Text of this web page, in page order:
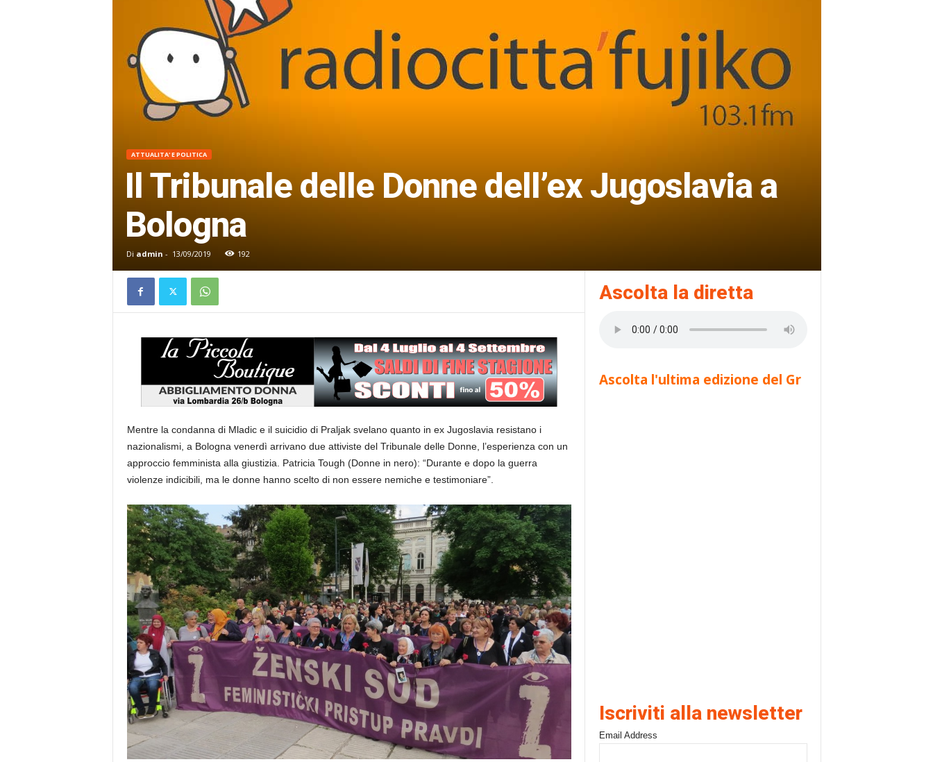
ATTUALITA' E POLITICA
Il Tribunale delle Donne dell’ex Jugoslavia a
Bologna
Di admin - 13/09/2019 192
Mentre la condanna di Mladic e il suicidio di Praljak svelano quanto in ex Jugoslavia resistano i
nazionalismi, a Bologna venerdì arrivano due attiviste del Tribunale delle Donne, l’esperienza con un
approccio femminista alla giustizia. Patricia Tough (Donne in nero): “Durante e dopo la guerra
violenze indicibili, ma le donne hanno scelto di non essere nemiche e testimoniare”.
Ascolta la diretta
Ascolta l'ultima edizione del Gr
Iscriviti alla newsletter
Email Address